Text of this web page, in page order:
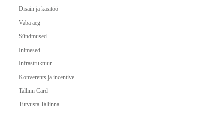
Disain ja käsitöö
Vaba aeg
Sündmused
Inimesed
Infrastruktuur
Konverents ja incentive
Tallinn Card
Tutvusta Tallinna